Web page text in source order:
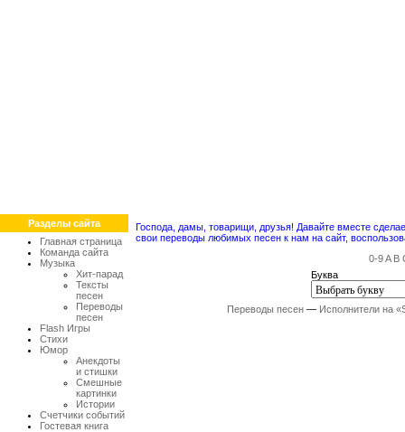
Разделы сайта
Главная страница
Команда сайта
Музыка
Хит-парад
Тексты
песен
Переводы
песен
Flash Игры
Стихи
Юмор
Анекдоты
и стишки
Смешные
картинки
Истории
Счетчики событий
Гостевая книга
Господа, дамы, товарищи, друзья! Давайте вместе
свои переводы любимых песен к нам на сайт,
0-9 A B
Буква
Переводы песен — Исполнители на